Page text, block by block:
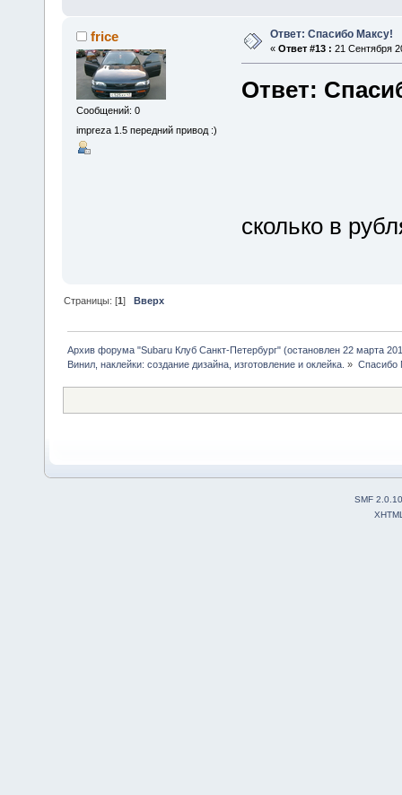
frice
Сообщений: 0
impreza 1.5 передний привод :)
Ответ: Спасибо Максу!
« Ответ #13 : 21 Сентября
Ответ:
сколько в
Страницы: [1]Вверх
Архив форума "Subaru Клуб Санкт-Петербург" (остановлен 22 марта
Винил, наклейки: создание дизайна, изготовление и оклейка. » Спасибо
SMF 2.0.10